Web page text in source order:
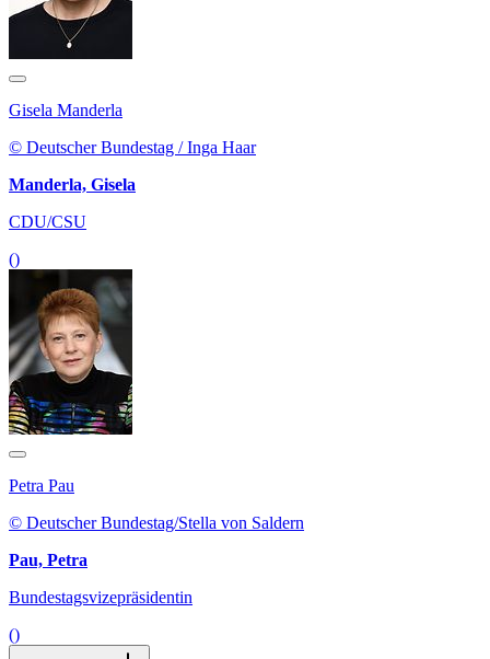
Gisela Manderla
© Deutscher Bundestag / Inga Haar
Manderla, Gisela
CDU/CSU
()
Petra Pau
© Deutscher Bundestag/Stella von Saldern
Pau, Petra
Bundestagsvizepräsidentin
()